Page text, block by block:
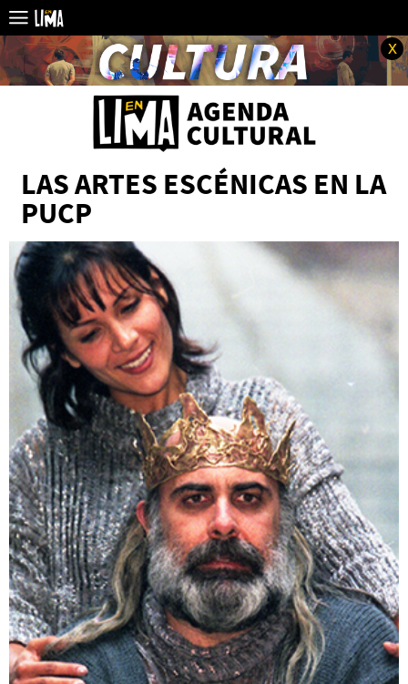
x
LAS ARTES ESCÉNICAS EN LA
PUCP